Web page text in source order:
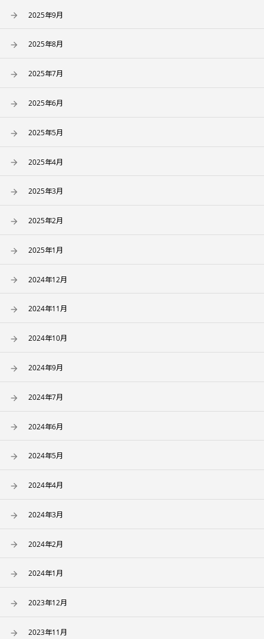
2025年9月
2025年8月
2025年7月
2025年6月
2025年5月
2025年4月
2025年3月
2025年2月
2025年1月
2024年12月
2024年11月
2024年10月
2024年9月
2024年7月
2024年6月
2024年5月
2024年4月
2024年3月
2024年2月
2024年1月
2023年12月
2023年11月